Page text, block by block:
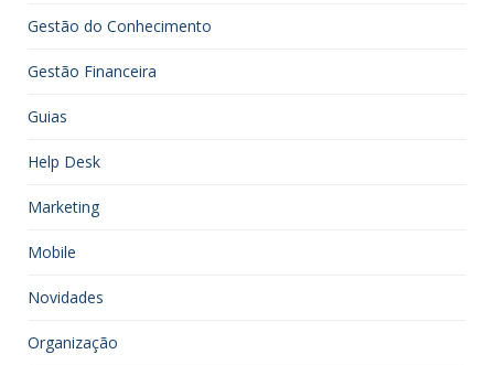
Gestão do Conhecimento
Gestão Financeira
Guias
Help Desk
Marketing
Mobile
Novidades
Organização